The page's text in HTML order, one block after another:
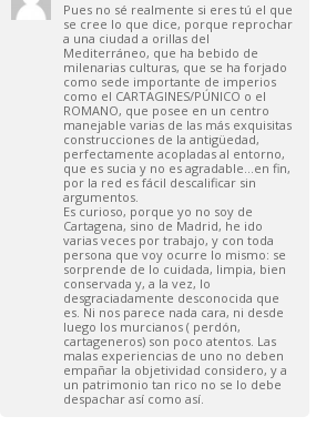
Pues no sé realmente si eres tú el que
se cree lo que dice, porque reprochar
a una ciudad a orillas del
Mediterráneo, que ha bebido de
milenarias culturas, que se ha forjado
como sede importante de imperios
como el CARTAGINES/PÚNICO o el
ROMANO, que posee en un centro
manejable varias de las más exquisitas
construcciones de la antigüedad,
perfectamente acopladas al entorno,
que es sucia y no es agradable…en fin,
por la red es fácil descalificar sin
argumentos.
Es curioso, porque yo no soy de
Cartagena, sino de Madrid, he ido
varias veces por trabajo, y con toda
persona que voy ocurre lo mismo: se
sorprende de lo cuidada, limpia, bien
conservada y, a la vez, lo
desgraciadamente desconocida que
es. Ni nos parece nada cara, ni desde
luego los murcianos ( perdón,
cartageneros) son poco atentos. Las
malas experiencias de uno no deben
empañar la objetividad considero, y a
un patrimonio tan rico no se lo debe
despachar así como así.